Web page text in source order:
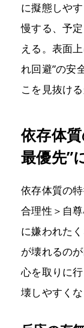
に擬態しや
慢する、予
える。表面
れ回避”の安
こを見抜け
依存体
最優先”
依存体質の
合理性＞自
に嫌われた
が壊れるの
心を取りに
壊しやすくな